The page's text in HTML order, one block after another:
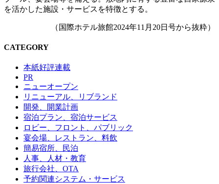
を活かした施設・サービスを特徴とする。
（国際ホテル旅館2024年11月20日号から抜粋）
CATEGORY
本紙好評連載
PR
ニューオープン
リニューアル、リブランド
開発、開業計画
宿泊プラン、宿泊サービス
ロビー、フロント、パブリック
宴会場、レストラン、料飲
簡易宿所、民泊
人事、人材・教育
旅行会社、OTA
予約関連システム・サービス